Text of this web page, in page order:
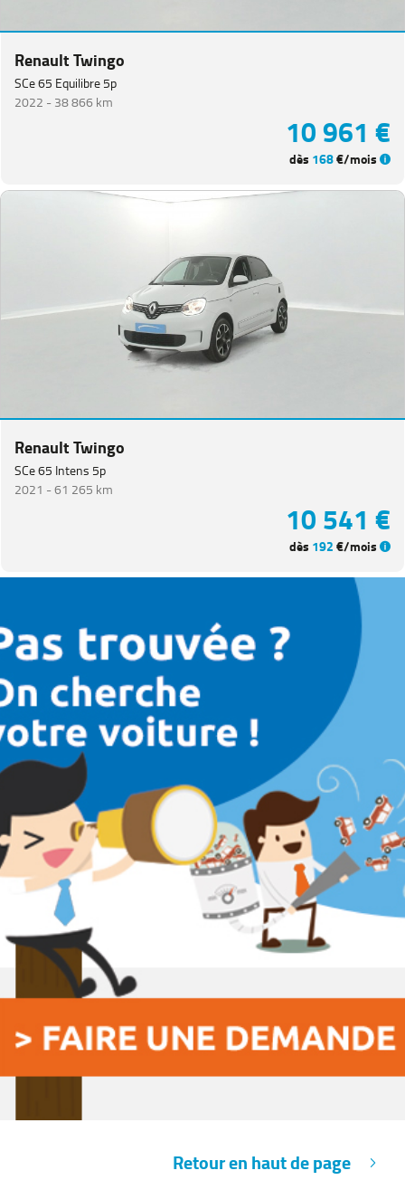
Renault Twingo
SCe 65 Equilibre 5p
2022 -38 866 km
10 961 €
dès 168€/mois
Renault Twingo
SCe 65 Intens 5p
2021 -61 265 km
10 541 €
dès 192€/mois
Retour en haut de page